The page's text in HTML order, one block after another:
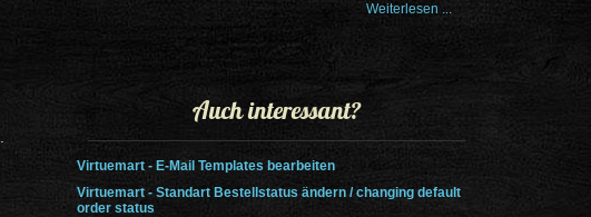
Weiterlesen ...
Auch interessant?
Virtuemart - E-Mail Templates bearbeiten
Virtuemart - Standart Bestellstatus ändern / changing default
order status